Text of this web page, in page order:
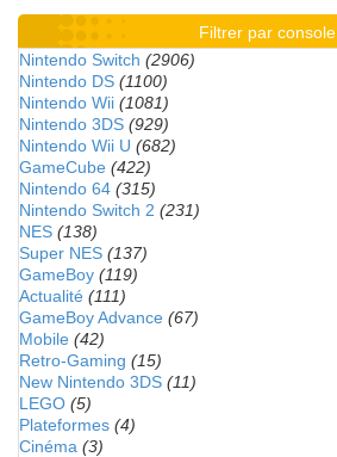
Filtrer par console
Nintendo Switch (2906)
Nintendo DS (1100)
Nintendo Wii (1081)
Nintendo 3DS (929)
Nintendo Wii U (682)
GameCube (422)
Nintendo 64 (315)
Nintendo Switch 2 (231)
NES (138)
Super NES (137)
GameBoy (119)
Actualité (111)
GameBoy Advance (67)
Mobile (42)
Retro-Gaming (15)
New Nintendo 3DS (11)
LEGO (5)
Plateformes (4)
Cinéma (3)